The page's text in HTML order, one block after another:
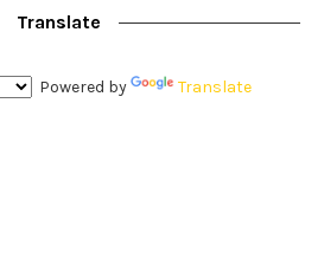
Translate
Powered by Translate